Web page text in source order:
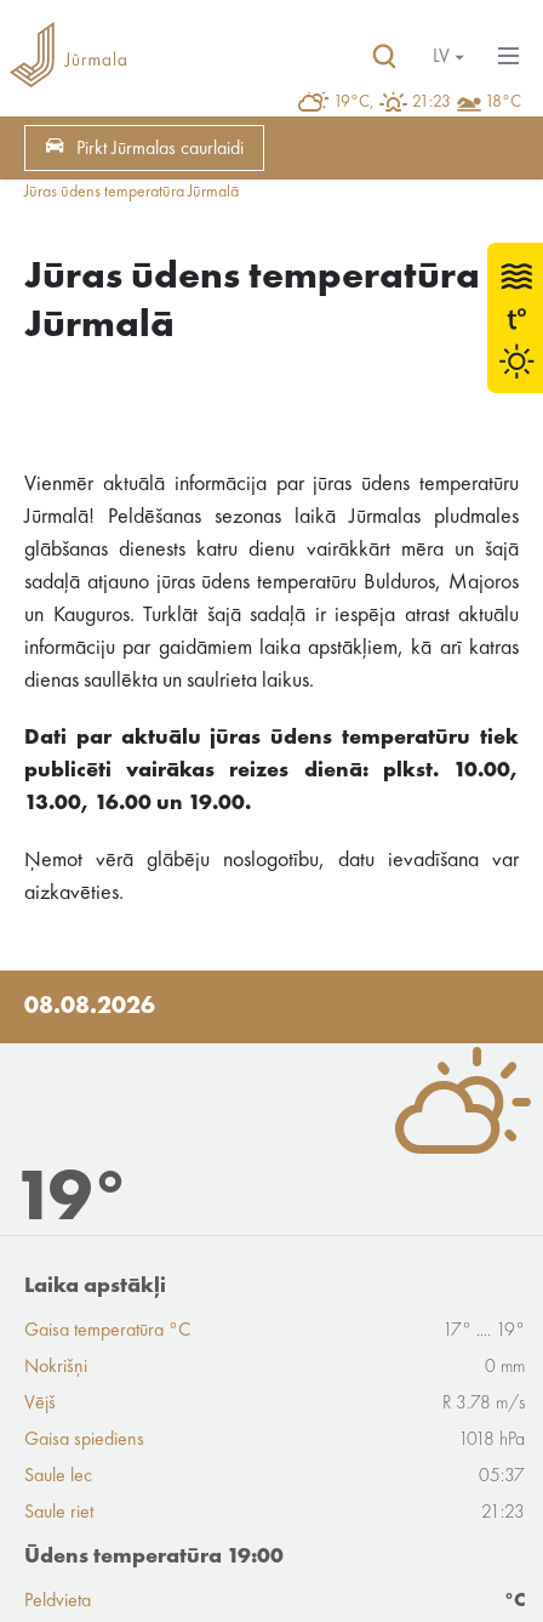
19°C, 21:23 18°C
LV
Pirkt Jūrmalas caurlaidi
Jūras ūdens temperatūra Jūrmalā
Jūras ūdens temperatūra
Jūrmalā
Vienmēr aktuālā informācija par jūras ūdens temperatūru
Jūrmalā! Peldēšanas sezonas laikā Jūrmalas pludmales
glābšanas dienests katru dienu vairākkārt mēra un šajā
sadaļā atjauno jūras ūdens temperatūru Bulduros, Majoros
un Kauguros. Turklāt šajā sadaļā ir iespēja atrast aktuālu
informāciju par gaidāmiem laika apstākļiem, kā arī katras
dienas saullēkta un saulrieta laikus.
Dati par aktuālu jūras ūdens temperatūru tiek
publicēti vairākas reizes dienā: plkst. 10.00,
13.00, 16.00 un 19.00.
Ņemot vērā glābēju noslogotību, datu ievadīšana var
aizkavēties.
08.08.2026
19°
Laika apstākļi
Gaisa temperatūra °C
17° .... 19°
Nokrišņi
0 mm
Vējš
R 3.78 m/s
Gaisa spiediens
1018 hPa
Saule lec
05:37
Saule riet
21:23
Ūdens temperatūra 19:00
Peldvieta
°C